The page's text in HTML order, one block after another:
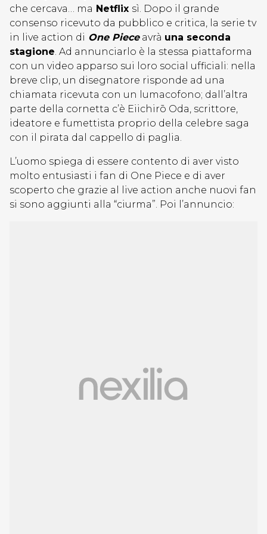
che cercava… ma Netflix sì. Dopo il grande
consenso ricevuto da pubblico e critica, la serie tv
in live action di One Pieceavrà una seconda
stagione. Ad annunciarlo è la stessa piattaforma
con un video apparso sui loro social ufficiali: nella
breve clip, un disegnatore risponde ad una
chiamata ricevuta con un lumacofono; dall’altra
parte della cornetta c’è Eiichirō Oda, scrittore,
ideatore e fumettista proprio della celebre saga
con il pirata dal cappello di paglia.
L’uomo spiega di essere contento di aver visto
molto entusiasti i fan di One Piece e di aver
scoperto che grazie al live action anche nuovi fan
si sono aggiunti alla “ciurma”. Poi l’annuncio: